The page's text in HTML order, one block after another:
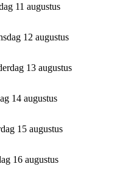
11 augustus
12 augustus
13 augustus
14 augustus
15 augustus
16 augustus